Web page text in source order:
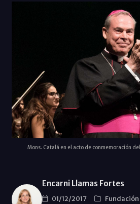
Mons. Catalá en el acto de conmemoración
Encarni Llamas Fortes
01/12/2017